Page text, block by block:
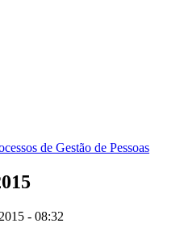
de Gestão de Pessoas
- 08:32